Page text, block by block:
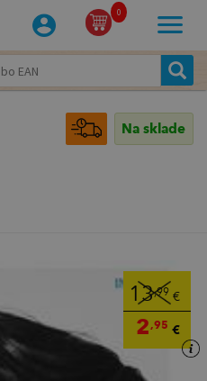
0
Na sklade
13,99 €
2,95 €